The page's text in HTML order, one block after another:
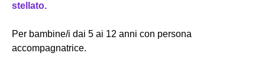
stellato.
Per bambine/i dai 5 ai 12 anni con persona
accompagnatrice.